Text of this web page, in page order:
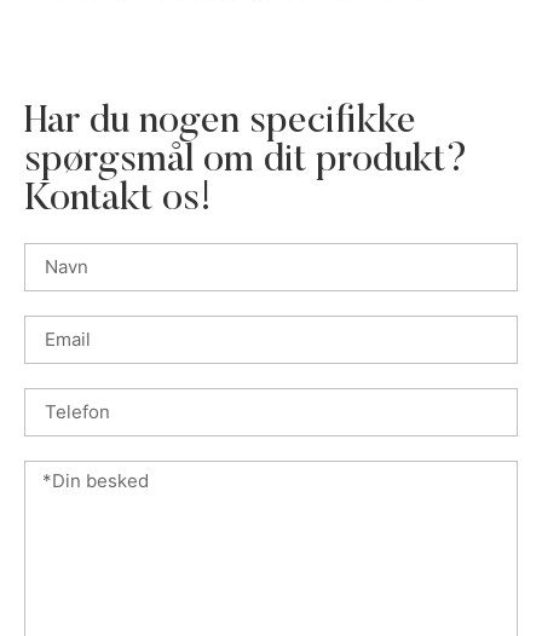
Har du nogen specifikke
spørgsmål om dit produkt?
Kontakt os!